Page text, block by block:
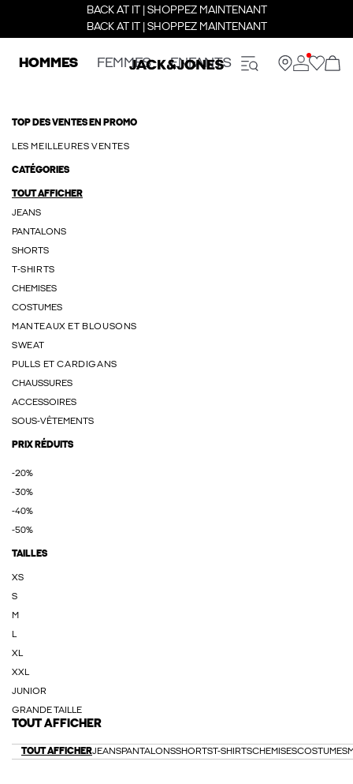
BACK AT IT | SHOPPEZ MAINTENANT
BACK AT IT | SHOPPEZ MAINTENANT
HOMMES FEMMES ENFANTS
TOP DES VENTES EN PROMO
LES MEILLEURES VENTES
CATÉGORIES
TOUT AFFICHER
JEANS
PANTALONS
SHORTS
T-SHIRTS
CHEMISES
COSTUMES
MANTEAUX ET BLOUSONS
SWEAT
PULLS ET CARDIGANS
CHAUSSURES
ACCESSOIRES
SOUS-VÊTEMENTS
PRIX RÉDUITS
-20%
-30%
-40%
-50%
TAILLES
XS
S
M
L
XL
XXL
JUNIOR
GRANDE TAILLE
TOUT AFFICHER
TOUT AFFICHERJEANSPANTALONSSHORTST-SHIRTSCHEMISESCOSTUMES